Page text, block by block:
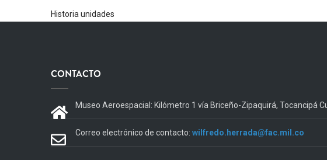
Historia unidades
CONTACTO
Museo Aeroespacial: Kilómetro 1 vía Briceño-Zipaquirá, Tocancipá
Correo electrónico de contacto: wilfredo.herrada@fac.mil.co